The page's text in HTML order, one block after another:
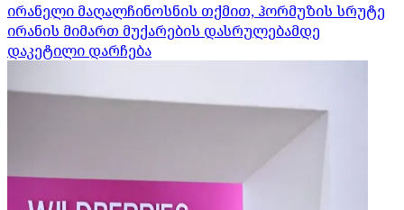
ირანელი მაღალჩინოსნის თქმით, ჰორმუზის სრუტე
ირანის მიმართ მუქარების დასრულებამდე
დაკეტილი დარჩება